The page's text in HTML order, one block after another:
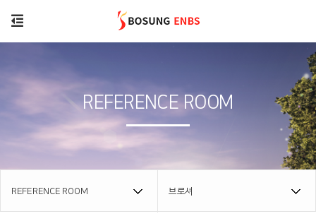
REFERENCE ROOM 브로셔
REFERENCE ROOM